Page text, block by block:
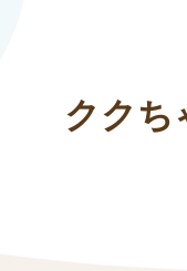
ククち